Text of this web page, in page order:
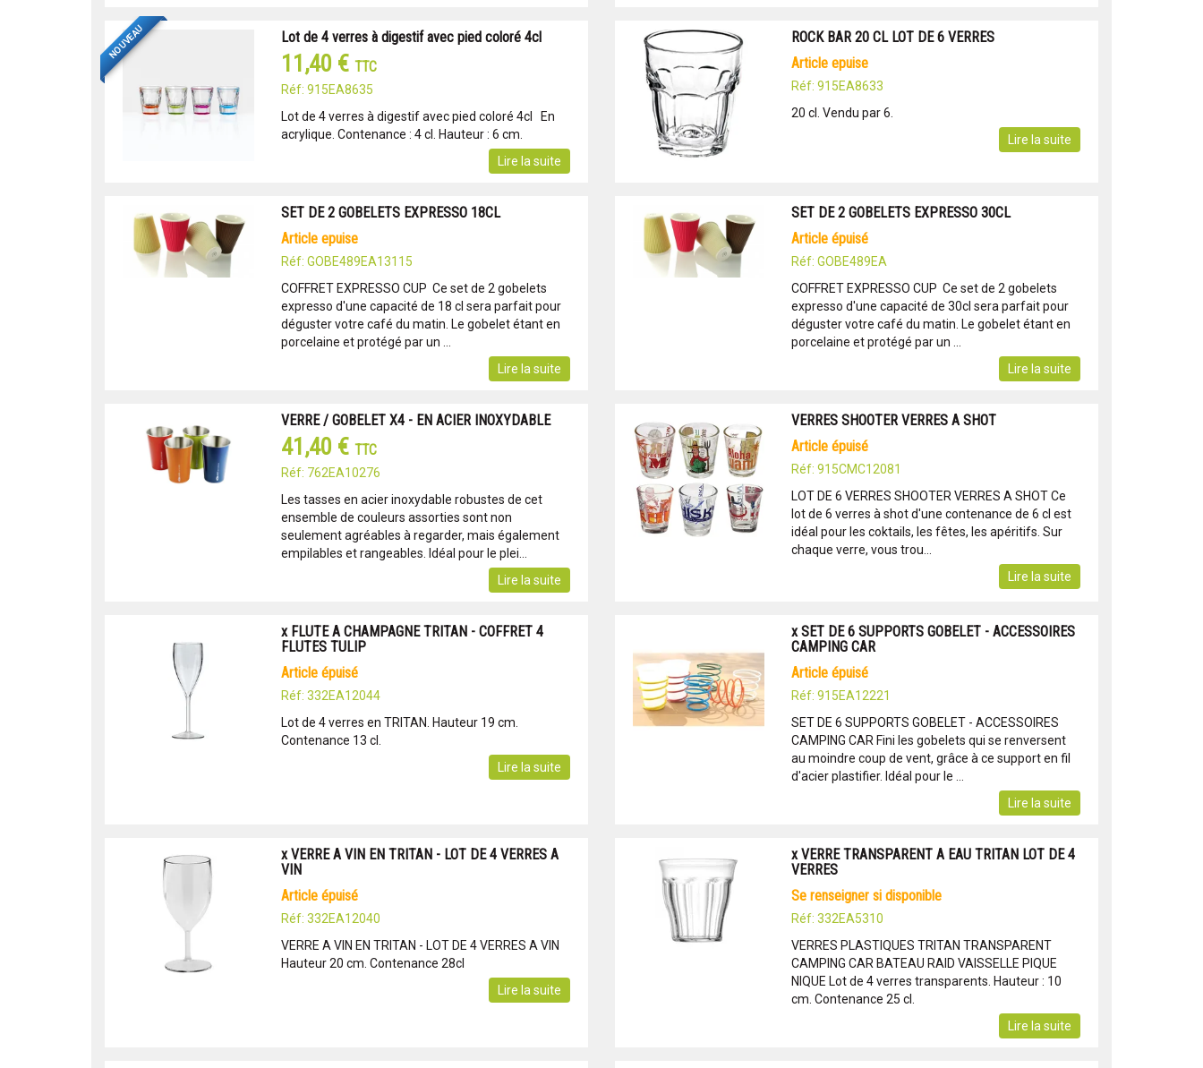
NOUVEAU Lot de 4 verres à digestif avec pied coloré 4cl
11,40 € TTC
Réf: 915EA8635
Lot de 4 verres à digestif avec pied coloré 4cl En
acrylique. Contenance : 4 cl. Hauteur : 6 cm.
Lire la suite
ROCK BAR 20 CL LOT DE 6 VERRES
article epuise
Réf: 915EA8633
20 cl. Vendu par 6.
Lire la suite
SET DE 2 GOBELETS EXPRESSO 18CL
article epuise
Réf: GOBE489EA13115
COFFRET EXPRESSO CUP Ce set de 2 gobelets
expresso d'une capacité de 18 cl sera parfait pour
déguster votre café du matin. Le gobelet étant en
porcelaine et protégé par un ...
Lire la suite
SET DE 2 GOBELETS EXPRESSO 30CL
article épuisé
Réf: GOBE489EA
COFFRET EXPRESSO CUP Ce set de 2 gobelets
expresso d'une capacité de 30cl sera parfait pour
déguster votre café du matin. Le gobelet étant en
porcelaine et protégé par un ...
Lire la suite
VERRE / GOBELET X4 - EN ACIER INOXYDABLE
41,40 € TTC
Réf: 762EA10276
Les tasses en acier inoxydable robustes de cet
ensemble de couleurs assorties sont non
seulement agréables à regarder, mais également
empilables et rangeables. Idéal pour le plei...
Lire la suite
VERRES SHOOTER VERRES A SHOT
article épuisé
Réf: 915CMC12081
LOT DE 6 VERRES SHOOTER VERRES A SHOT Ce
lot de 6 verres à shot d'une contenance de 6 cl est
idéal pour les coktails, les fêtes, les apéritifs. Sur
chaque verre, vous trou...
Lire la suite
x FLUTE A CHAMPAGNE TRITAN - COFFRET 4
FLUTES TULIP
article épuisé
Réf: 332EA12044
Lot de 4 verres en TRITAN. Hauteur 19 cm.
Contenance 13 cl.
Lire la suite
x SET DE 6 SUPPORTS GOBELET - ACCESSOIRES
CAMPING CAR
article épuisé
Réf: 915EA12221
SET DE 6 SUPPORTS GOBELET - ACCESSOIRES
CAMPING CAR Fini les gobelets qui se renversent
au moindre coup de vent, grâce à ce support en fil
d'acier plastifier. Idéal pour le ...
Lire la suite
x VERRE A VIN EN TRITAN - LOT DE 4 VERRES A
VIN
article épuisé
Réf: 332EA12040
VERRE A VIN EN TRITAN - LOT DE 4 VERRES A VIN
Hauteur 20 cm. Contenance 28cl
Lire la suite
x VERRE TRANSPARENT A EAU TRITAN LOT DE 4
VERRES
se renseigner si disponible
Réf: 332EA5310
VERRES PLASTIQUES TRITAN TRANSPARENT
CAMPING CAR BATEAU RAID VAISSELLE PIQUE
NIQUE Lot de 4 verres transparents. Hauteur : 10
cm. Contenance 25 cl.
Lire la suite